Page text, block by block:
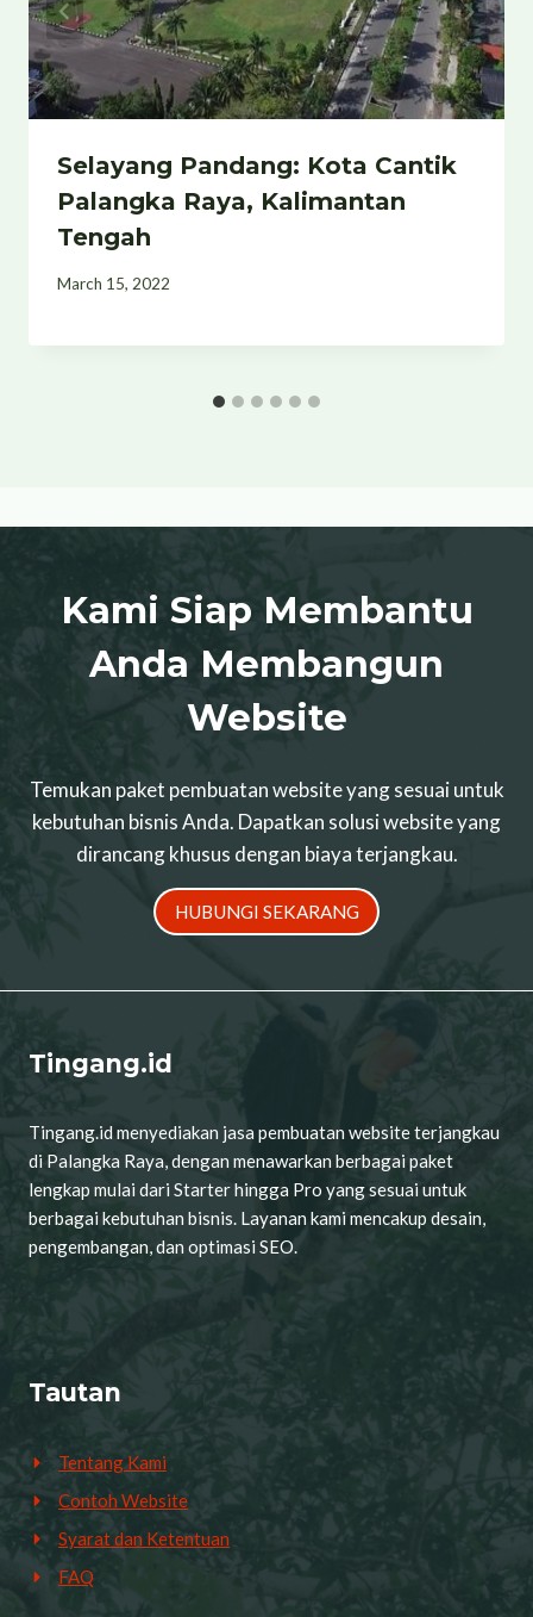
Selayang Pandang: Kota Cantik
Palangka Raya, Kalimantan
Tengah
March 15, 2022
Kami Siap Membantu
Anda Membangun
Website
Temukan paket pembuatan website yang sesuai untuk
kebutuhan bisnis Anda. Dapatkan solusi website yang
dirancang khusus dengan biaya terjangkau.
HUBUNGI SEKARANG
Tingang.id
Tingang.id menyediakan jasa pembuatan website terjangkau
di Palangka Raya, dengan menawarkan berbagai paket
lengkap mulai dari Starter hingga Pro yang sesuai untuk
berbagai kebutuhan bisnis. Layanan kami mencakup desain,
pengembangan, dan optimasi SEO.
Tautan
Tentang Kami
Contoh Website
Syarat dan Ketentuan
FAQ